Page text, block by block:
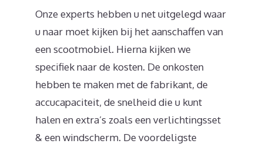
Onze experts hebben u net uitgelegd waar
u naar moet kijken bij het aanschaffen van
een scootmobiel. Hierna kijken we
specifiek naar de kosten. De onkosten
hebben te maken met de fabrikant, de
accucapaciteit, de snelheid die u kunt
halen en extra’s zoals een verlichtingsset
& een windscherm. De voordeligste